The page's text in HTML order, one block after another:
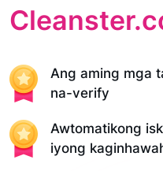
Ang aming mga
na-verify
Awtomatikong
iyong